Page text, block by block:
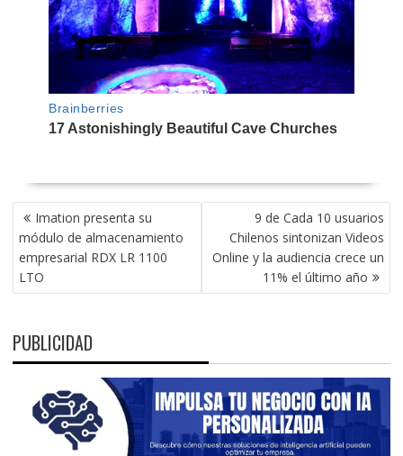
NAVEGACIÓN
DE
ENTRADAS
Imation presenta su
módulo de almacenamiento
empresarial RDX LR 1100
LTO
9 de Cada 10 usuarios
Chilenos sintonizan Videos
Online y la audiencia crece un
11% el último año
PUBLICIDAD